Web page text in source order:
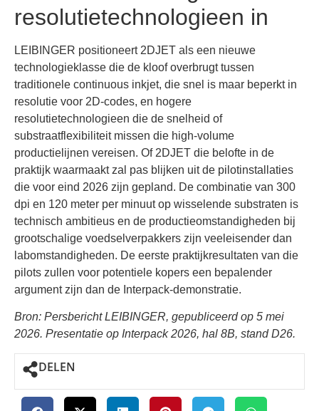
resolutietechnologieen in
LEIBINGER positioneert 2DJET als een nieuwe
technologieklasse die de kloof overbrugt tussen
traditionele continuous inkjet, die snel is maar beperkt in
resolutie voor 2D-codes, en hogere
resolutietechnologieen die de snelheid of
substraatflexibiliteit missen die high-volume
productielijnen vereisen. Of 2DJET die belofte in de
praktijk waarmaakt zal pas blijken uit de pilotinstallaties
die voor eind 2026 zijn gepland. De combinatie van 300
dpi en 120 meter per minuut op wisselende substraten is
technisch ambitieus en de productieomstandigheden bij
grootschalige voedselverpakkers zijn veeleisender dan
labomstandigheden. De eerste praktijkresultaten van die
pilots zullen voor potentiele kopers een bepalender
argument zijn dan de Interpack-demonstratie.
Bron: Persbericht LEIBINGER, gepubliceerd op 5 mei
2026. Presentatie op Interpack 2026, hal 8B, stand D26.
DELEN